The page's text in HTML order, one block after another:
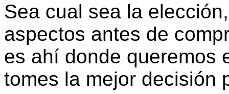
Sea cual sea la
aspectos antes de
es ahí donde queremos
tomes la mejor decisión